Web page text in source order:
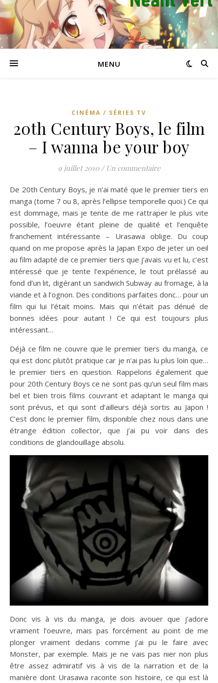
MENU
CINÉMA / SÉRIES TV
20th Century Boys, le film
– I wanna be your boy
9 juillet 2010 / Un commentaire
De 20th Century Boys, je n’ai maté que le premier tiers en
manga (tome 7 ou 8, après l’ellipse temporelle quoi.) Ce qui
est dommage, mais je tente de me rattraper le plus vite
possible, l’oeuvre étant pleine de qualité et l’enquête
franchement intéressante – Urasawa oblige. Du coup
quand on me propose après la Japan Expo de jeter un oeil
au film adapté de ce premier tiers que j’avais vu et lu, c’est
intéressé que je tente l’expérience, le tout prélassé au
fond d’un lit, digérant un sandwich Subway au fromage, à la
viande et à l’ognon. Des conditions parfaites donc… pour un
film qui lui l’était moins. Mais qui n’était pas dénué de
bonnes idées pour autant ! Ce qui est toujours plus
intéressant…
Déjà ce film ne couvre que le premier tiers du manga, ce
qui est donc plutôt pratique car je n’ai pas lu plus loin que…
le premier tiers en question. Rappelons également que
pour 20th Century Boys ce ne sont pas qu’un seul film mais
bel et bien trois films couvrant et adaptant le manga qui
sont prévus, et qui sont d’ailleurs déjà sortis au Japon !
C’est donc le premier film, disponible chez nous dans une
étrange édition collector, que j’ai pu voir dans des
conditions de glandouillage absolu.
Donc vis à vis du manga, je dois avouer que j’adore
vraiment l’oeuvre, mais pas forcément au point de me
plonger vraiment dedans comme j’ai pu le faire avec
Monster, par exemple. Mais je ne vais pas nier non plus
être assez admiratif vis à vis de la narration et de la
manière dont Urasawa raconte son histoire, ce qui est là